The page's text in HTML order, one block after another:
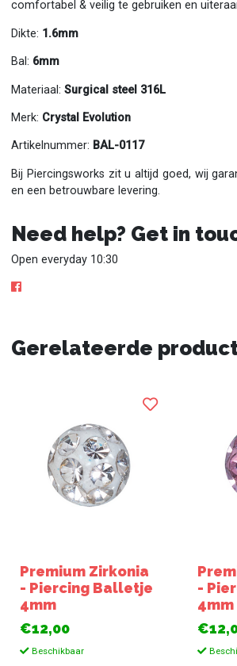
comfortabel & veilig te gebruiken en
Dikte: 1.6mm
Bal: 6mm
Materiaal:Surgical steel 316L
Merk: Crystal Evolution
Artikelnummer: BAL-0117
Bij Piercingsworks zit u altijd goed, wij
en een betrouwbare levering.
Need help? Get in
Open everyday 10:30
Gerelateerde
Premium Zirkonia
- Piercing Balletje
4mm
€12,00
Beschikbaar
-
4mm